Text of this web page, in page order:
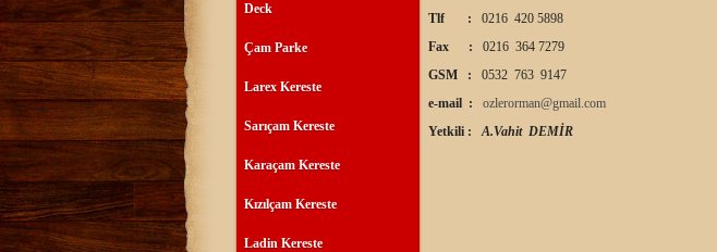
Deck
Çam Parke
Larex Kereste
Sarıçam Kereste
Karaçam Kereste
Kızılçam Kereste
Ladin Kereste
Tlf :
0216 420 5898
Fax :
0216 364 7279
GSM :
0532 763 9147
e-mail :
ozlerorman@gmail.com
Yetkili :
A.Vahit DEMİR